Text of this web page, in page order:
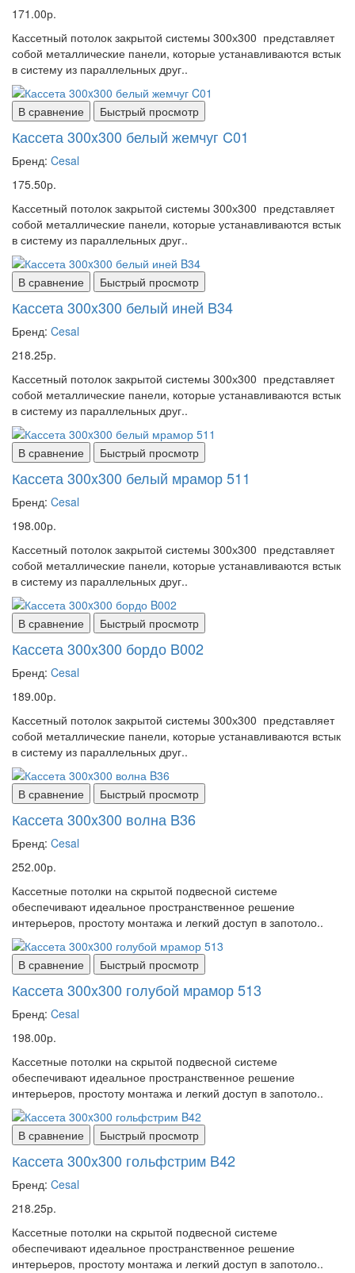
171.00р.
Кассетный потолок закрытой системы 300х300 представляет
собой металлические панели, которые устанавливаются встык
в систему из параллельных друг..
В сравнение Быстрый просмотр
Кассета 300x300 белый жемчуг C01
Бренд: Cesal
175.50р.
Кассетный потолок закрытой системы 300х300 представляет
собой металлические панели, которые устанавливаются встык
в систему из параллельных друг..
В сравнение Быстрый просмотр
Кассета 300x300 белый иней B34
Бренд: Cesal
218.25р.
Кассетный потолок закрытой системы 300х300 представляет
собой металлические панели, которые устанавливаются встык
в систему из параллельных друг..
В сравнение Быстрый просмотр
Кассета 300x300 белый мрамор 511
Бренд: Cesal
198.00р.
Кассетный потолок закрытой системы 300х300 представляет
собой металлические панели, которые устанавливаются встык
в систему из параллельных друг..
В сравнение Быстрый просмотр
Кассета 300x300 бордо B002
Бренд: Cesal
189.00р.
Кассетный потолок закрытой системы 300х300 представляет
собой металлические панели, которые устанавливаются встык
в систему из параллельных друг..
В сравнение Быстрый просмотр
Кассета 300x300 волна B36
Бренд: Cesal
252.00р.
Кассетные потолки на скрытой подвесной системе
обеспечивают идеальное пространственное решение
интерьеров, простоту монтажа и легкий доступ в запотоло..
В сравнение Быстрый просмотр
Кассета 300x300 голубой мрамор 513
Бренд: Cesal
198.00р.
Кассетные потолки на скрытой подвесной системе
обеспечивают идеальное пространственное решение
интерьеров, простоту монтажа и легкий доступ в запотоло..
В сравнение Быстрый просмотр
Кассета 300x300 гольфстрим B42
Бренд: Cesal
218.25р.
Кассетные потолки на скрытой подвесной системе
обеспечивают идеальное пространственное решение
интерьеров, простоту монтажа и легкий доступ в запотоло..